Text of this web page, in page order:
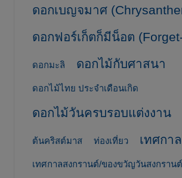
ดอกเบญจมาศ
ดอกฟอร์เก็ตก็มีน็อต
ดอกมะลิ ดอกไม้กับศาสนา
ดอกไม้ไทย ประจำเดือนเกิด
ดอกไม้วันครบรอบแต่งงาน
ต้นคริสต์มาส ท่องเที่ยว เทศกา
เทศกาลสงกรานต์/ของขวัญวันสงกรานต์